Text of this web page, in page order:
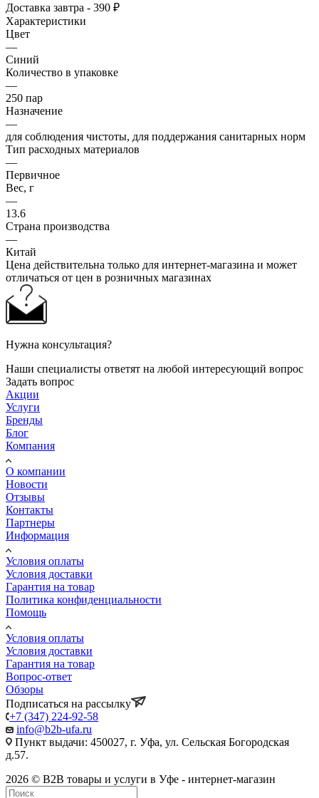
Доставка завтра - 390 ₽
Характеристики
Цвет
—
Синий
Количество в упаковке
—
250 пар
Назначение
—
для соблюдения чистоты, для поддержания санитарных норм
Тип расходных материалов
—
Первичное
Вес, г
—
13.6
Страна производства
—
Китай
Цена действительна только для интернет-магазина и может
отличаться от цен в розничных магазинах
Нужна консультация?
Наши специалисты ответят на любой интересующий вопрос
Задать вопрос
Акции
Услуги
Бренды
Блог
Компания
О компании
Новости
Отзывы
Контакты
Партнеры
Информация
Условия оплаты
Условия доставки
Гарантия на товар
Политика конфиденциальности
Помощь
Условия оплаты
Условия доставки
Гарантия на товар
Вопрос-ответ
Обзоры
Подписаться на рассылку
+7 (347) 224-92-58
info@b2b-ufa.ru
Пункт выдачи: 450027, г. Уфа, ул. Сельская Богородская
д.57.
2026 © B2B товары и услуги в Уфе - интернет-магазин